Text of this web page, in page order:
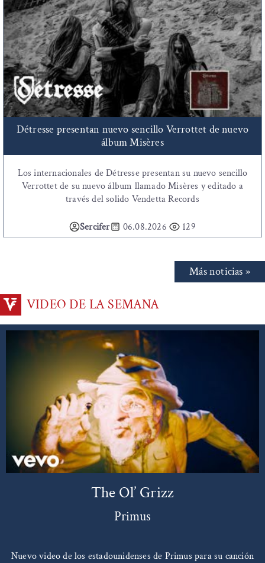
Détresse presentan nuevo sencillo Verrottet de nuevo
álbum Misères
Los internacionales de Détresse presentan su nuevo sencillo
Verrottet de su nuevo álbum llamado Misères y editado a
través del solido Vendetta Records
Sercifer 06.08.2026 129
Más noticias »
VIDEO DE LA SEMANA
The Ol’ Grizz
Primus
Nuevo video de los estadounidenses de Primus para su canción